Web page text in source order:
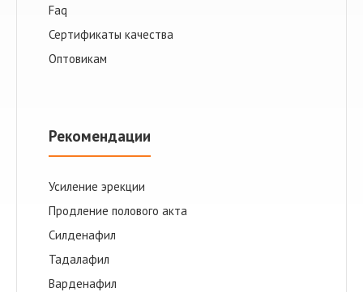
Faq
Сертификаты качества
Оптовикам
Рекомендации
Усиление эрекции
Продление полового акта
Cилденафил
Тадалафил
Варденафил